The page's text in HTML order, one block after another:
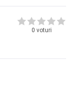
0 voturi